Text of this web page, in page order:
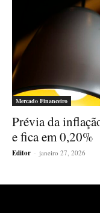
Mercado Financeiro
Prévia da
e fica em 0,20%
Editor - janeiro 27, 2026